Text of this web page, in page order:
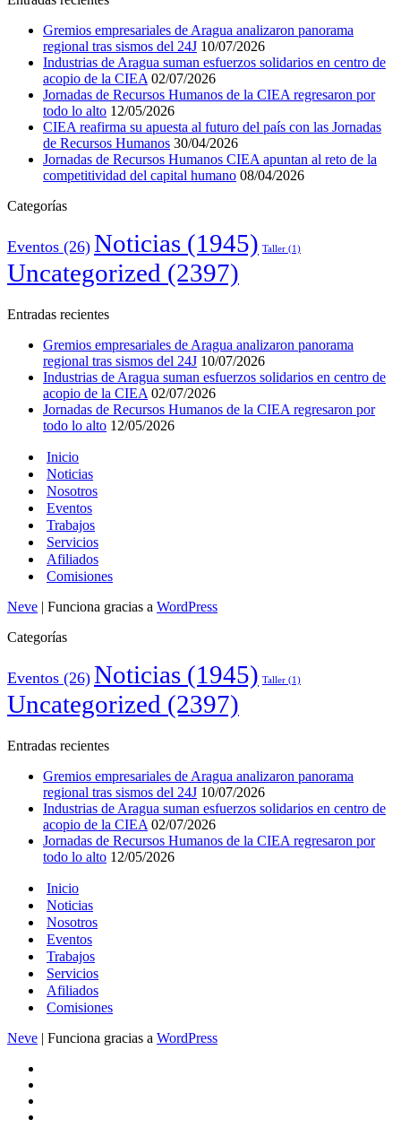
Gremios empresariales de Aragua analizaron panorama
regional tras sismos del 24J 10/07/2026
Industrias de Aragua suman esfuerzos solidarios en centro de
acopio de la CIEA 02/07/2026
Jornadas de Recursos Humanos de la CIEA regresaron por
todo lo alto 12/05/2026
CIEA reafirma su apuesta al futuro del país con las Jornadas
de Recursos Humanos 30/04/2026
Jornadas de Recursos Humanos CIEA apuntan al reto de la
competitividad del capital humano 08/04/2026
Categorías
Eventos (26) Noticias (1945) Taller (1)
Uncategorized (2397)
Entradas recientes
Gremios empresariales de Aragua analizaron panorama
regional tras sismos del 24J 10/07/2026
Industrias de Aragua suman esfuerzos solidarios en centro de
acopio de la CIEA 02/07/2026
Jornadas de Recursos Humanos de la CIEA regresaron por
todo lo alto 12/05/2026
Inicio
Noticias
Nosotros
Eventos
Trabajos
Servicios
Afiliados
Comisiones
Neve | Funciona gracias a WordPress
Categorías
Eventos (26) Noticias (1945) Taller (1)
Uncategorized (2397)
Entradas recientes
Gremios empresariales de Aragua analizaron panorama
regional tras sismos del 24J 10/07/2026
Industrias de Aragua suman esfuerzos solidarios en centro de
acopio de la CIEA 02/07/2026
Jornadas de Recursos Humanos de la CIEA regresaron por
todo lo alto 12/05/2026
Inicio
Noticias
Nosotros
Eventos
Trabajos
Servicios
Afiliados
Comisiones
Neve | Funciona gracias a WordPress